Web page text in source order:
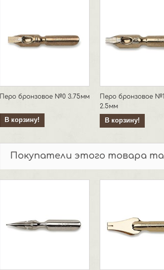
Перо бронзовое №0 3.75мм
В корзину!
Перо бронзовое
2.5мм
В корзину!
Покупатели этого товара